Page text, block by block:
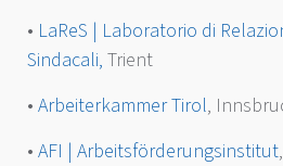
• LaReS | Laboratorio di
Sindacali, Trient
• Arbeiterkammer Tirol,
• AFI | Arbeitsförderungsinstitut